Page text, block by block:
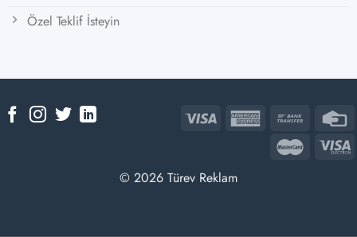
Özel Teklif İsteyin
© 2026 Türev Reklam